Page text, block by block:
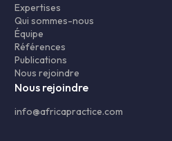
Expertises
Qui sommes-nous
Équipe
Références
Publications
Nous rejoindre
Nous rejoindre
info@africapractice.com